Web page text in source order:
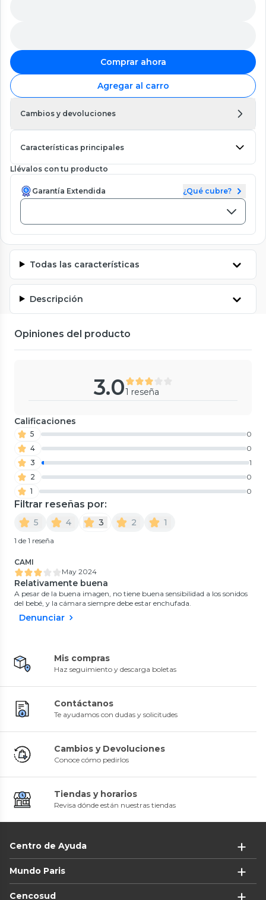
Comprar ahora
Agregar al carro
Cambios y devoluciones
Características principales
Llévalos con tu producto
Garantía Extendida ¿Qué cubre?
Todas las características
Descripción
Opiniones del producto
3.01 reseña
Calificaciones
5
0
4
0
3
1
2
0
1
0
Filtrar reseñas por:
5 4 3 2 1
1 de 1 reseña
CAMI
May 2024
Relativamente buena
A pesar de la buena imagen, no tiene buena sensibilidad a los sonidos
del bebé, y la cámara siempre debe estar enchufada.
Denunciar
Mis compras
Haz seguimiento y descarga boletas
Contáctanos
Te ayudamos con dudas y solicitudes
Cambios y Devoluciones
Conoce cómo pedirlos
Tiendas y horarios
Revisa dónde están nuestras tiendas
Centro de Ayuda
Mundo Paris
Cencosud